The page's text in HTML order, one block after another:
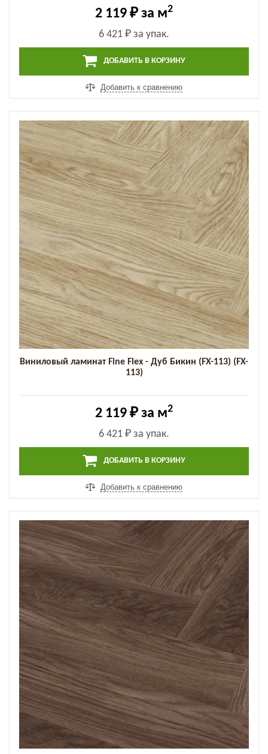
2 119 ₽ за м2
6 421 ₽ за упак.
ДОБАВИТЬ В КОРЗИНУ
Добавить к сравнению
Виниловый ламинат Fine Flex - Дуб Бикин (FX-113) (FX-
113)
2 119 ₽ за м2
6 421 ₽ за упак.
ДОБАВИТЬ В КОРЗИНУ
Добавить к сравнению